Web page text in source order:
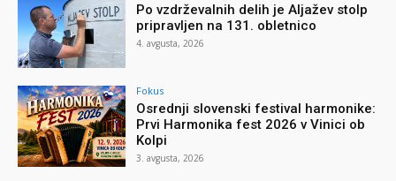
Po vzdrževalnih delih je Aljažev stolp
pripravljen na 131. obletnico
4. avgusta, 2026
Fokus
Osrednji slovenski festival harmonike:
Prvi Harmonika fest 2026 v Vinici ob
Kolpi
3. avgusta, 2026